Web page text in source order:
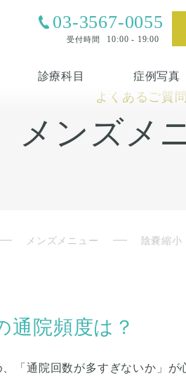
03-3567-0055
受付時間 10:00 - 19:00
診療科目 症例写真
よくあるご質問
メンズメ
メンズメニュー 陰嚢縮小
通院頻度は？
「通院回数が多すぎないか」